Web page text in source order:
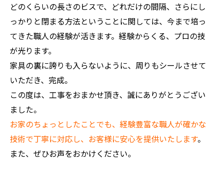
どのくらいの長さのビスで、どれだけの間隔、さらにし
っかりと閉まる方法ということに関しては、今まで培っ
てきた職人の経験が活きます。経験からくる、プロの技
が光ります。
家具の裏に誇りも入らないように、周りもシールさせて
いただき、完成。
この度は、工事をおまかせ頂き、誠にありがとうござい
ました。
お家のちょっとしたことでも、経験豊富な職人が確かな
技術で丁寧に対応し、お客様に安心を提供いたします。
また、ぜひお声をおかけください。